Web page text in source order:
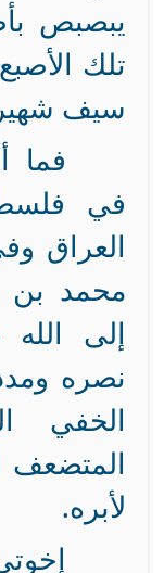
يبصبص
تلك
سيف
فما
في
العراق
محمد بن
إلى الله
نصره
الخفي
المتضعف
لأبره.